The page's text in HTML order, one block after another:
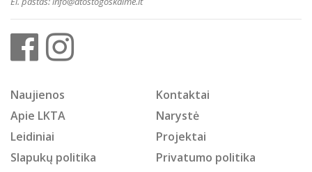
Naujienos
Kontaktai
Apie LKTA
Narystė
Leidiniai
Projektai
Slapukų politika
Privatumo politika